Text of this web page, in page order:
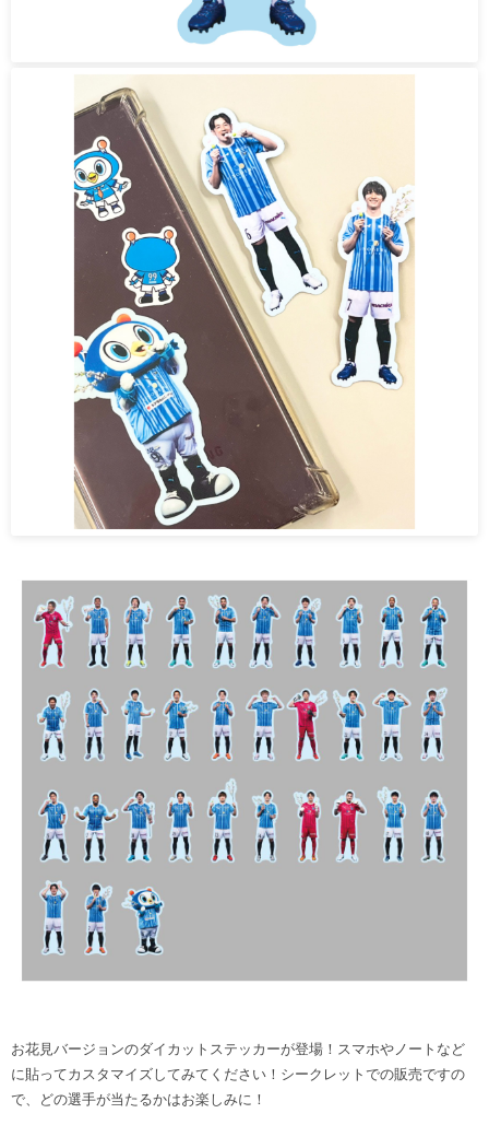
お花見バージョンのダイカットステッカーが登場！スマホやノートなど
に貼ってカスタマイズしてみてください！シークレットでの販売ですの
で、どの選手が当たるかはお楽しみに！